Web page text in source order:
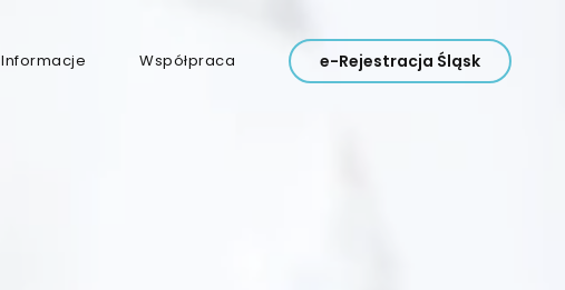
Informacje Współpraca e-Rejestracja Śląsk